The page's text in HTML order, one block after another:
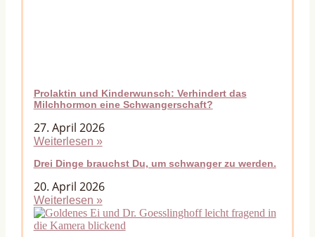
Prolaktin und Kinderwunsch: Verhindert das
Milchhormon eine Schwangerschaft?
27. April 2026
Weiterlesen »
Drei Dinge brauchst Du, um schwanger zu werden.
20. April 2026
Weiterlesen »